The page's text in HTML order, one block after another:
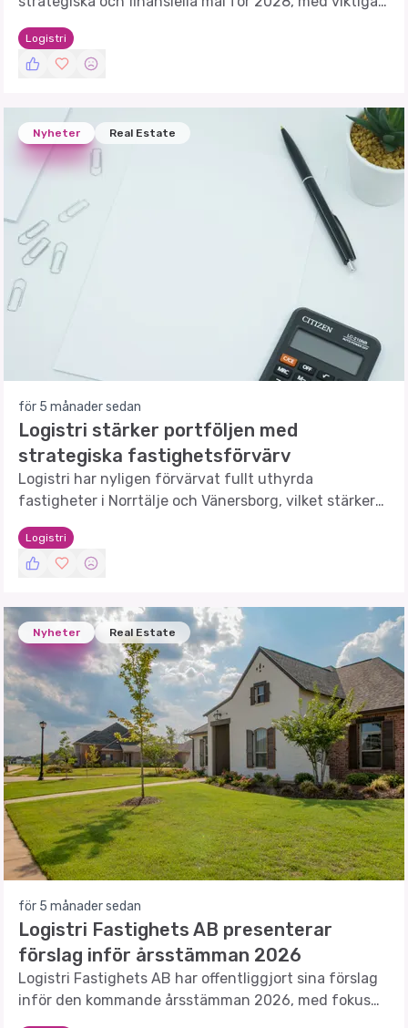
beslut och åtgärder under året.
Logistri
Nyheter Real Estate
för 5 månader sedan
Logistri stärker portföljen med
strategiska fastighetsförvärv
Logistri har nyligen förvärvat fullt uthyrda
fastigheter i Norrtälje och Vänersborg, vilket stärker
bolagets position inom nischade och tekniska
marknader.
Logistri
Nyheter Real Estate
för 5 månader sedan
Logistri Fastighets AB presenterar
förslag inför årsstämman 2026
Logistri Fastighets AB har offentliggjort sina förslag
inför den kommande årsstämman 2026, med fokus
på utdelningar och strategiska beslut.